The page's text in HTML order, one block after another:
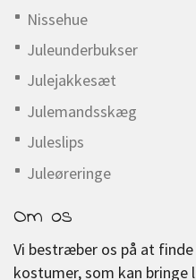
Nissehue
Juleunderbukser
Julejakkesæt
Julemandsskæg
Juleslips
Juleøreringe
Om os
Vi bestræber os på at
kostumer, som kan